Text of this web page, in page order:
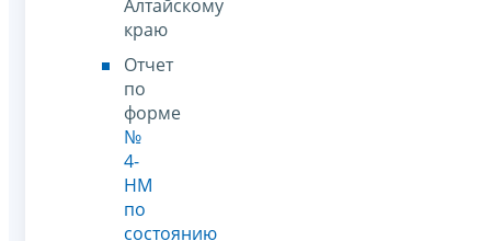
Алтайскому
краю
Отчет
по
форме
№
4-
НМ
по
состоянию